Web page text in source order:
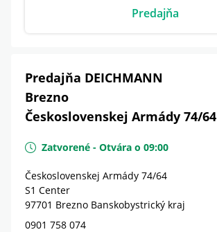
Predajňa
Predajňa DEICHMANN
Brezno
Československej Armády 74/64
Zatvorené - Otvára o 09:00
Československej Armády 74/64
S1 Center
97701 Brezno Banskobystrický kraj
0901 758 074